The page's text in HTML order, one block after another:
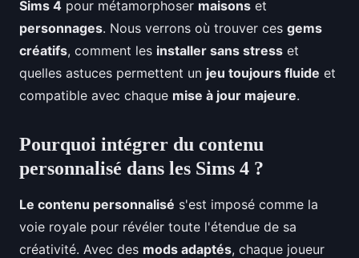
Sims 4 pour métamorphoser maisons et
personnages. Nous verrons où trouver ces gems
créatifs, comment les installer sans stress et
quelles astuces permettent un jeu toujours fluide et
compatible avec chaque mise à jour majeure.
Pourquoi intégrer du contenu
personnalisé dans les Sims 4 ?
Le contenu personnalisé s'est imposé comme la
voie royale pour révéler toute l'étendue de sa
créativité. Avec des mods adaptés, chaque joueur